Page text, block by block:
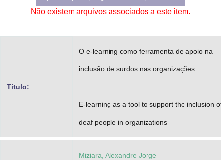
Gabinete de Segurança Institucional
Não existem arquivos associados a este item.
Título:
O e-learning como ferramenta de apoio na
inclusão de surdos nas organizações
E-learning as a tool to support the inclusion
deaf people in organizations
Miziara, Alexandre Jorge